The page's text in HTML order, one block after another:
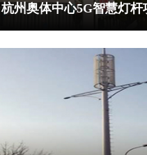
杭州奥体中心5G智慧灯杆